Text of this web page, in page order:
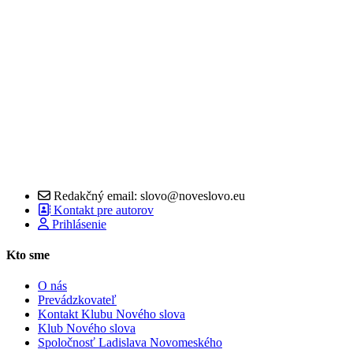
Redakčný email: slovo@noveslovo.eu
Kontakt pre autorov
Prihlásenie
Kto sme
O nás
Prevádzkovateľ
Kontakt Klubu Nového slova
Klub Nového slova
Spoločnosť Ladislava Novomeského